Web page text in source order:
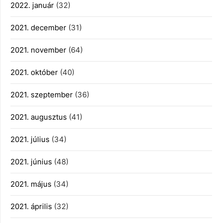
2022. január (32)
2021. december (31)
2021. november (64)
2021. október (40)
2021. szeptember (36)
2021. augusztus (41)
2021. július (34)
2021. június (48)
2021. május (34)
2021. április (32)